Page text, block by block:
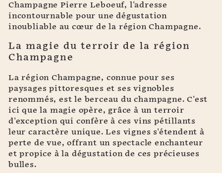
Champagne Pierre Leboeuf, l'adresse
incontournable pour une dégustation
inoubliable au cœur de la région Champagne.
La magie du terroir de la région
Champagne
La région Champagne, connue pour ses
paysages pittoresques et ses vignobles
renommés, est le berceau du champagne. C'est
ici que la magie opère, grâce à un terroir
d'exception qui confère à ces vins pétillants
leur caractère unique. Les vignes s'étendent à
perte de vue, offrant un spectacle enchanteur
et propice à la dégustation de ces précieuses
bulles.